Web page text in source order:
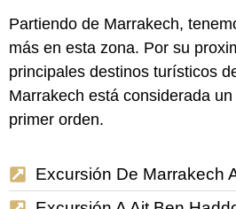
Partiendo de Marrakech,
más en esta zona. Por su
principales destinos turísticos
Marrakech está considerada
primer orden.
Excursión De Marrakech